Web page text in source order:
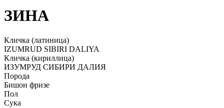
ЗИНА
Кличка (латиница)
IZUMRUD SIBIRI DALIYA
Кличка (кириллица)
ИЗУМРУД СИБИРИ ДАЛИЯ
Порода
Бишон фризе
Пол
Сука